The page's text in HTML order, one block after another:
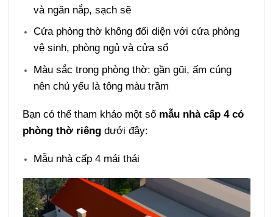
và ngăn nắp, sạch sẽ
Cửa phòng thờ không đối diện với cửa phòng
vệ sinh, phòng ngủ và cửa sổ
Màu sắc trong phòng thờ: gần gũi, ấm cúng
nên chủ yếu là tông màu trầm
Bạn có thể tham khảo một số mẫu nhà cấp 4 có
phòng thờ riêngdưới đây:
Mẫu nhà cấp 4 mái thái